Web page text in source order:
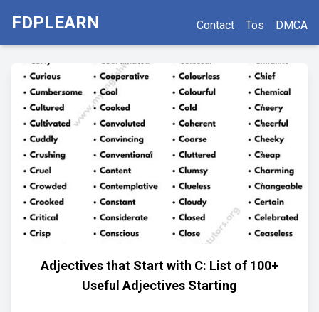
FDPLEARN Contact Tos DMCA
Adjectives that Start with C: List of 100+
Useful Adjectives Starting